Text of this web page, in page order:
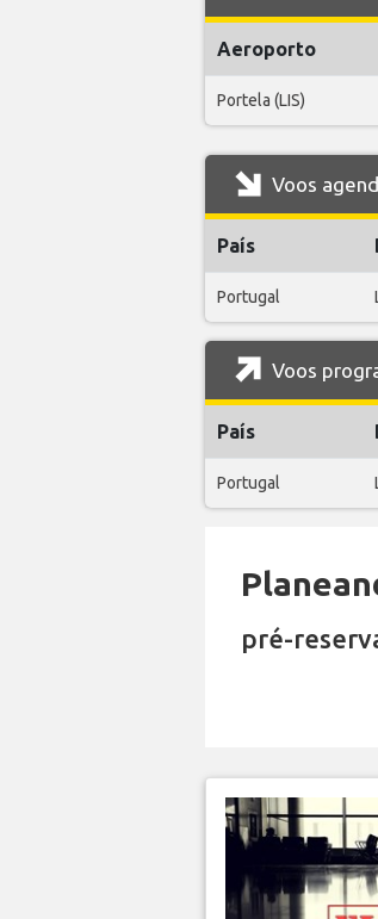
Aeroporto
Portela (LIS)
Voos
País
Portugal
Voos
País
Portugal
pré-